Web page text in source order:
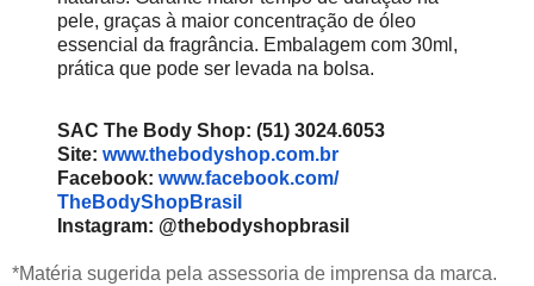
pele, graças à maior concentração de óleo
essencial da fragrância. Embalagem com 30ml,
prática que pode ser levada na bolsa.
SAC The Body Shop: (51) 3024.6053
Site: www.thebodyshop.com.br
Facebook: www.facebook.com/
TheBodyShopBrasil
Instagram: @thebodyshopbrasil
*Matéria sugerida pela assessoria de imprensa da marca.